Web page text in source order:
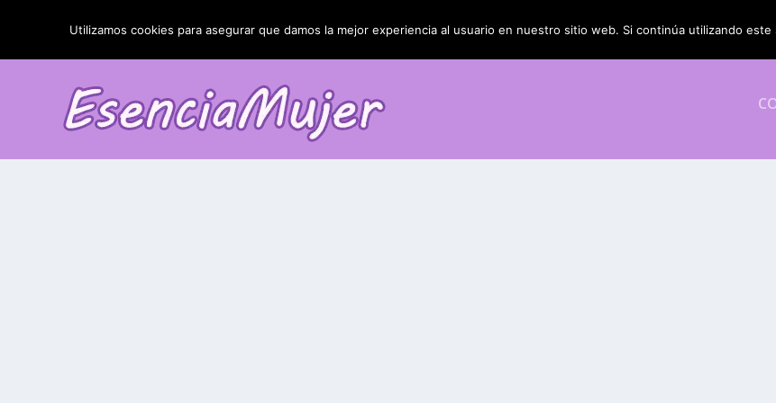
TENDENCIAS: La blefaroplastia y sus resultados
Utilizamos cookies para asegurar que damos la mejor experiencia al usuario en nuestro sitio web. Si continúa utilizando